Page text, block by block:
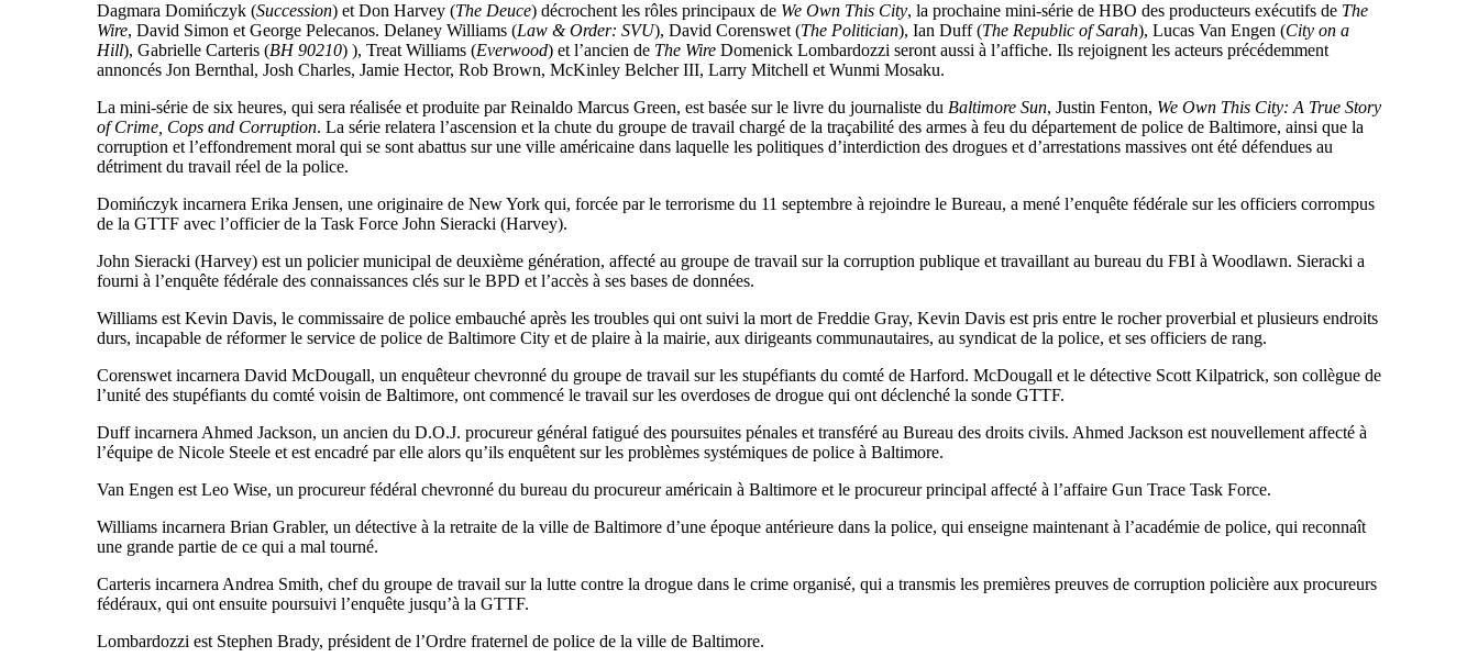
Dagmara Domińczyk (Succession) et Don Harvey (The Deuce) décrochent les rôles principaux de We Own This City, la prochaine mini-série de HBO des producteurs exécutifs de The
Wire, David Simon et George Pelecanos. Delaney Williams (Law & Order: SVU), David Corenswet (The Politician), Ian Duff (The Republic of Sarah), Lucas Van Engen (City on a
Hill), Gabrielle Carteris (BH 90210) ), Treat Williams (Everwood) et l’ancien de The Wire Domenick Lombardozzi seront aussi à l’affiche. Ils rejoignent les acteurs précédemment
annoncés Jon Bernthal, Josh Charles, Jamie Hector, Rob Brown, McKinley Belcher III, Larry Mitchell et Wunmi Mosaku.
La mini-série de six heures, qui sera réalisée et produite par Reinaldo Marcus Green, est basée sur le livre du journaliste du Baltimore Sun, Justin Fenton, We Own This City: A True Story
of Crime, Cops and Corruption. La série relatera l’ascension et la chute du groupe de travail chargé de la traçabilité des armes à feu du département de police de Baltimore, ainsi que la
corruption et l’effondrement moral qui se sont abattus sur une ville américaine dans laquelle les politiques d’interdiction des drogues et d’arrestations massives ont été défendues au
détriment du travail réel de la police.
Domińczyk incarnera Erika Jensen, une originaire de New York qui, forcée par le terrorisme du 11 septembre à rejoindre le Bureau, a mené l’enquête fédérale sur les officiers corrompus
de la GTTF avec l’officier de la Task Force John Sieracki (Harvey).
John Sieracki (Harvey) est un policier municipal de deuxième génération, affecté au groupe de travail sur la corruption publique et travaillant au bureau du FBI à Woodlawn. Sieracki a
fourni à l’enquête fédérale des connaissances clés sur le BPD et l’accès à ses bases de données.
Williams est Kevin Davis, le commissaire de police embauché après les troubles qui ont suivi la mort de Freddie Gray, Kevin Davis est pris entre le rocher proverbial et plusieurs endroits
durs, incapable de réformer le service de police de Baltimore City et de plaire à la mairie, aux dirigeants communautaires, au syndicat de la police, et ses officiers de rang.
Corenswet incarnera David McDougall, un enquêteur chevronné du groupe de travail sur les stupéfiants du comté de Harford. McDougall et le détective Scott Kilpatrick, son collègue de
l’unité des stupéfiants du comté voisin de Baltimore, ont commencé le travail sur les overdoses de drogue qui ont déclenché la sonde GTTF.
Duff incarnera Ahmed Jackson, un ancien du D.O.J. procureur général fatigué des poursuites pénales et transféré au Bureau des droits civils. Ahmed Jackson est nouvellement affecté à
l’équipe de Nicole Steele et est encadré par elle alors qu’ils enquêtent sur les problèmes systémiques de police à Baltimore.
Van Engen est Leo Wise, un procureur fédéral chevronné du bureau du procureur américain à Baltimore et le procureur principal affecté à l’affaire Gun Trace Task Force.
Williams incarnera Brian Grabler, un détective à la retraite de la ville de Baltimore d’une époque antérieure dans la police, qui enseigne maintenant à l’académie de police, qui reconnaît
une grande partie de ce qui a mal tourné.
Carteris incarnera Andrea Smith, chef du groupe de travail sur la lutte contre la drogue dans le crime organisé, qui a transmis les premières preuves de corruption policière aux procureurs
fédéraux, qui ont ensuite poursuivi l’enquête jusqu’à la GTTF.
Lombardozzi est Stephen Brady, président de l’Ordre fraternel de police de la ville de Baltimore.